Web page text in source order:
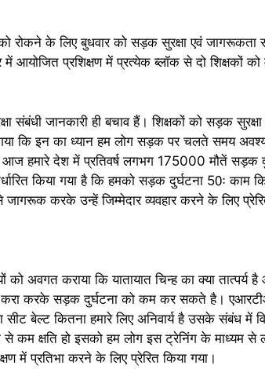
रोकने के लिए बुधवार को सड़क सुरक्षा एवं जागरूकता
में आयोजित प्रशिक्षण में प्रत्येक ब्लॉक से दो शिक्षकों
संबंधी जानकारी ही बचाव हैं। शिक्षकों को सड़क
कि इन का ध्यान हम लोग सड़क पर चलते समय
हमारे देश में प्रतिवर्ष लगभग 175000 मौतें सड़क
किया गया है कि हमको सड़क दुर्घटना 50ः काम
करके उन्हें जिम्मेदार व्यवहार करने के लिए
को अवगत कराया कि यातायात चिन्ह का क्या
करके सड़क दुर्घटना को कम कर सकते है। एआरटीओ
बेल्ट कितना हमारे लिए अनिवार्य है उसके संबंध में
से कम क्षति हो इसको हम लोग इस ट्रेनिंग के माध्यम
में प्रतिभा करने के लिए प्रेरित किया गया।